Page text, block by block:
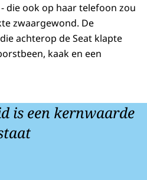
die ook op haar telefoon zou
zwaargewond. De
achterop de Seat klapte
kaak en een
is een kernwaarde